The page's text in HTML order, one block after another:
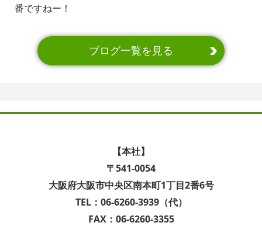
番ですねー！
ブログ一覧を見る
【本社】
〒541-0054
大阪府大阪市中央区南本町1丁目2番6号
TEL：06-6260-3939（代）
FAX：06-6260-3355